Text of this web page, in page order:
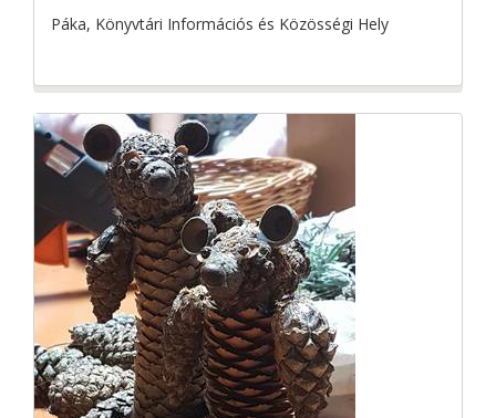
Páka, Könyvtári Információs és Közösségi Hely